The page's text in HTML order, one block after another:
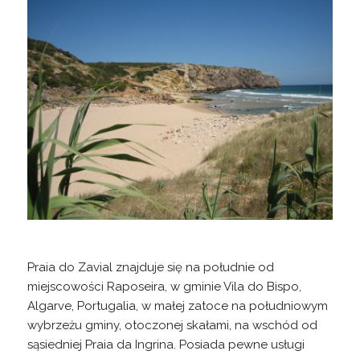
Praia do Zavial znajduje się na południe od
miejscowości Raposeira, w gminie Vila do Bispo,
Algarve, Portugalia, w małej zatoce na południowym
wybrzeżu gminy, otoczonej skałami, na wschód od
sąsiedniej Praia da Ingrina. Posiada pewne usługi